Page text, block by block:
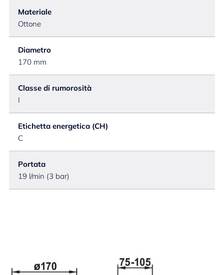
Materiale
Ottone
Diametro
170 mm
Classe di rumorosità
I
Etichetta energetica (CH)
C
Portata
19 l/min (3 bar)